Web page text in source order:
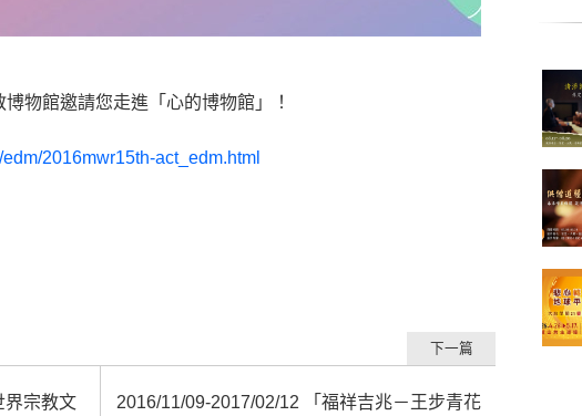
物館邀請您走進「心的博物館」！
2016mwr15th-act_edm.html
界宗教文
2016/11/09-2017/02/12 「福祥吉兆－王步青花
下一篇